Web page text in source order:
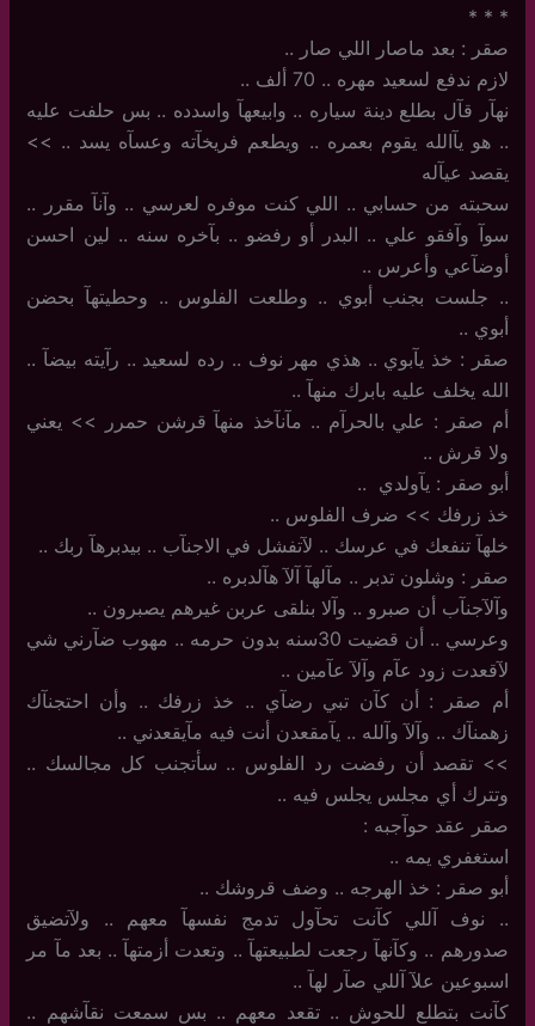
‏*‏ * *
صقر : بعد ماصار اللي صار ..
لازم ندفع لسعيد مهره .. 70 ألف ..
نهآر قآل بطلع دينة سياره .. وابيعهآ واسدده .. بس حلفت عليه
.. هو يآالله يقوم بعمره .. ويطعم فريخآته وعسآه يسد .. >>
يقصد عيآله
سحبته من حسابي .. اللي كنت موفره لعرسي .. وآنآ مقرر ..
سوآ وآفقو علي .. البدر أو رفضو .. بآخره سنه .. لين احسن
أوضآعي وأعرس ..
..‏ جلست بجنب أبوي .. وطلعت الفلوس .. وحطيتهآ بحضن
أبوي ..
صقر : خذ يآبوي .. هذي مهر نوف .. رده لسعيد .. رآيته بيضآ ..
الله يخلف عليه بابرك منهآ ..
أم صقر : علي بالحرآم .. مآنآخذ منهآ قرشن حمرر >> يعني
ولا قرش ..
أبو صقر : يآولدي ‏ ..
خذ زرفك >> ضرف الفلوس ..
خلهآ تنفعك في عرسك .. لآتفشل في الاجنآب .. بيدبرهآ ربك ..
صقر : وشلون تدبر .. مآلهآ آلآ هآلدبره ..
وآلآجنآب أن صبرو .. وآلا بنلقى عربن غيرهم يصبرون ..
وعرسي .. أن قضيت 30سنه بدون حرمه .. مهوب ضآرني شي
لآقعدت زود عآم وآلآ عآمين ..
أم صقر : أن كآن تبي رضآي .. خذ زرفك .. وأن احتجنآك
زهمنآك .. وآلآ وآلله .. يآمقعدن أنت فيه مآيقعدني ..
‏>‏> تقصد أن رفضت رد الفلوس .. سأتجنب كل مجالسك ..
وتترك أي مجلس يجلس فيه ..
صقر عقد حوآجبه :
استغفري يمه ..
أبو صقر : خذ الهرجه .. وضف قروشك ..
..‏ نوف آللي كآنت تحآول تدمج نفسهآ معهم .. ولآتضيق
صدورهم .. وكآنهآ رجعت لطبيعتهآ .. وتعدت أزمتهآ .. بعد مآ مر
اسبوعين علآ آللي صآر لهآ ..
كآنت بتطلع للحوش .. تقعد معهم .. بس سمعت نقآشهم ..